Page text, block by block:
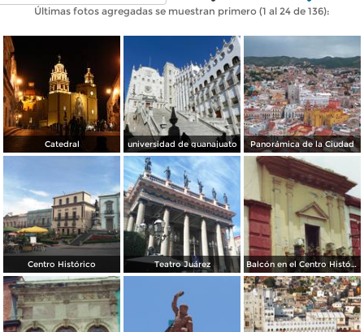
Últimas fotos agregadas se muestran primero (1 al 24 de 136):
Catedral universidad de guanajuato Panorámica de la Ciudad
Centro Histórico Teatro Juárez Balcón en el Centro Histórico